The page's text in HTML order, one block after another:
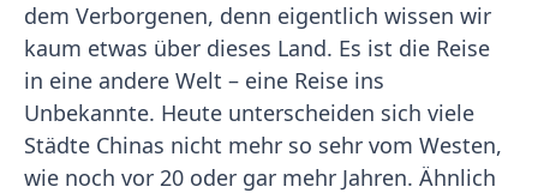
dem Verborgenen, denn eigentlich wissen wir
kaum etwas über dieses Land. Es ist die Reise
in eine andere Welt – eine Reise ins
Unbekannte. Heute unterscheiden sich viele
Städte Chinas nicht mehr so sehr vom Westen,
wie noch vor 20 oder gar mehr Jahren. Ähnlich